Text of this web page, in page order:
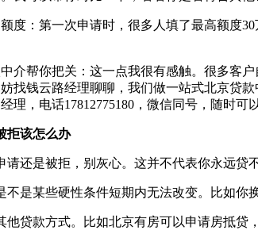
度：第一次申请时，很多人填了最高额度
介帮你把关：这一点我很有感触。很多客
找钱云路经理聊聊，我们做一站式北京贷
理，电话17812775180，微信同号，随时可
拒该怎么办
请还是被拒，别灰心。这并不代表你永远贷
不是某些硬性条件短期内无法改变。比如你
他贷款方式。比如北京有房可以申请房抵